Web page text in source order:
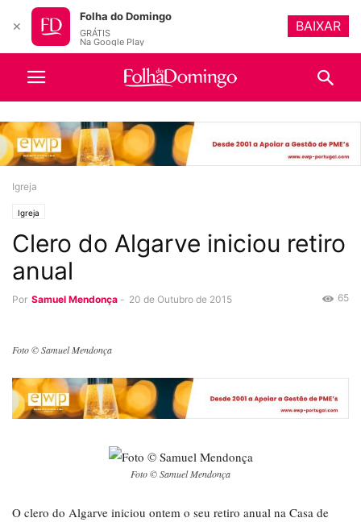
Igreja
Igreja
Clero do Algarve iniciou retiro
anual
Por Samuel Mendonça - 20 de Outubro de 2015 65
Foto © Samuel Mendonça
Foto © Samuel Mendonça
O clero do Algarve iniciou ontem o seu retiro anual na Casa de
✕
Folha do Domingo
GRÁTIS
Na Google Play
BAIXAR